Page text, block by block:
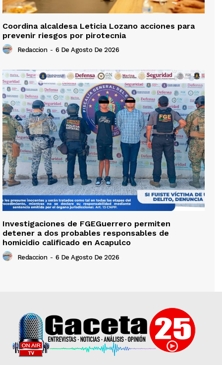
Coordina alcaldesa Leticia Lozano acciones para
prevenir riesgos por pirotecnia
Redaccion - 6 De Agosto De 2026
Investigaciones de FGEGuerrero permiten
detener a dos probables responsables de
homicidio calificado en Acapulco
Redaccion - 6 De Agosto De 2026